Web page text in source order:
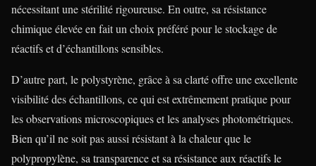
nécessitant une stérilité rigoureuse. En outre, sa résistance
chimique élevée en fait un choix préféré pour le stockage de
réactifs et d’échantillons sensibles.
D’autre part, le polystyrène, grâce à sa clarté offre une excellente
visibilité des échantillons, ce qui est extrêmement pratique pour
les observations microscopiques et les analyses photométriques.
Bien qu’il ne soit pas aussi résistant à la chaleur que le
polypropylène, sa transparence et sa résistance aux réactifs le